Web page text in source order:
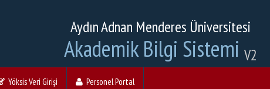
Aydın Adnan Menderes Üniversitesi
Akademik Bilgi Sistemi V2
Yöksis Veri Girişi Personel Portal